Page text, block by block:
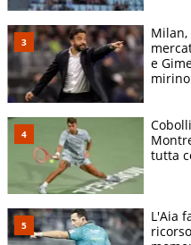
e
mirino
tutta
L'Aia